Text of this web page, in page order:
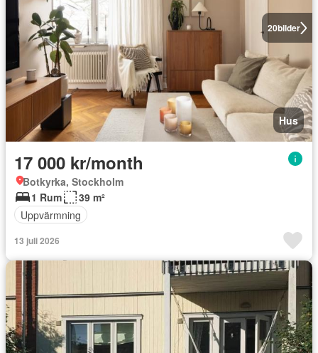
20bilder
Hus
17 000 kr/month
Botkyrka, Stockholm
1 Rum
39 m²
Uppvärmning
13 juli 2026